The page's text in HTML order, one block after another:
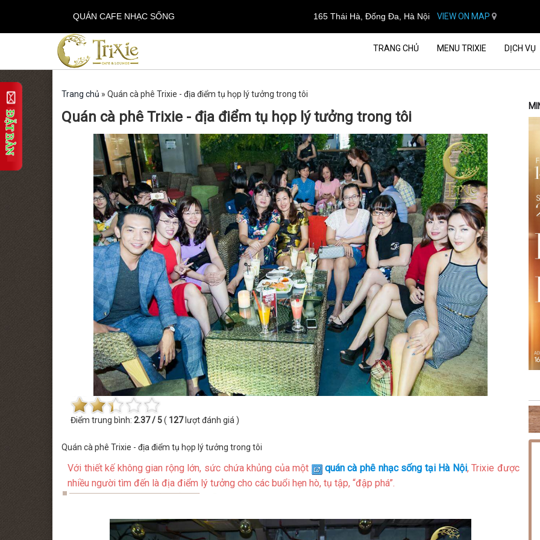
QUÁN CAFE NHẠC SỐNG 165 Thái Hà, Đống Đa, Hà Nội VIEW ON MAP
TRANG CHỦ MENU TRIXIE DỊCH VỤ
Trang chủ » Quán cà phê Trixie - địa điểm tụ họp lý tưởng trong tôi
Quán cà phê Trixie - địa điểm tụ họp lý tưởng trong tôi
Điểm trung bình: 2.37 / 5( 127lượt đánh giá )
Quán cà phê Trixie - địa điểm tụ họp lý tưởng trong tôi
Với thiết kế không gian rộng lớn, sức chứa khủng của một quán cà phê nhạc sống tại Hà Nội, Trixie được
nhiều người tìm đến là địa điểm lý tưởng cho các buổi hẹn hò, tụ tập, “đập phá”.
THỨ BẢY [22.08.2026] MINISHOW TĂNG PHÚC THỨ SÁU [14.08.2026] MINISHOW HOÀNG HẢI